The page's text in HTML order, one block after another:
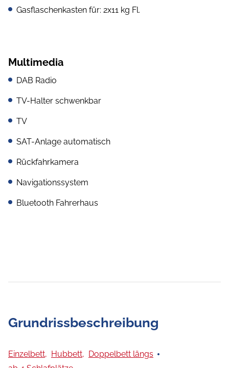
Gasflaschenkasten für: 2x11 kg Fl.
Multimedia
DAB Radio
TV-Halter schwenkbar
TV
SAT-Anlage automatisch
Rückfahrkamera
Navigationssystem
Bluetooth Fahrerhaus
Grundrissbeschreibung
Einzelbett, Hubbett, Doppelbett längs